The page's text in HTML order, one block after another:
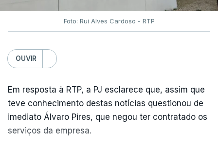
Foto: Rui Alves Cardoso - RTP
OUVIR
Em resposta à RTP, a PJ esclarece que, assim que
teve conhecimento destas notícias questionou de
imediato Álvaro Pires, que negou ter contratado os
serviços da empresa.